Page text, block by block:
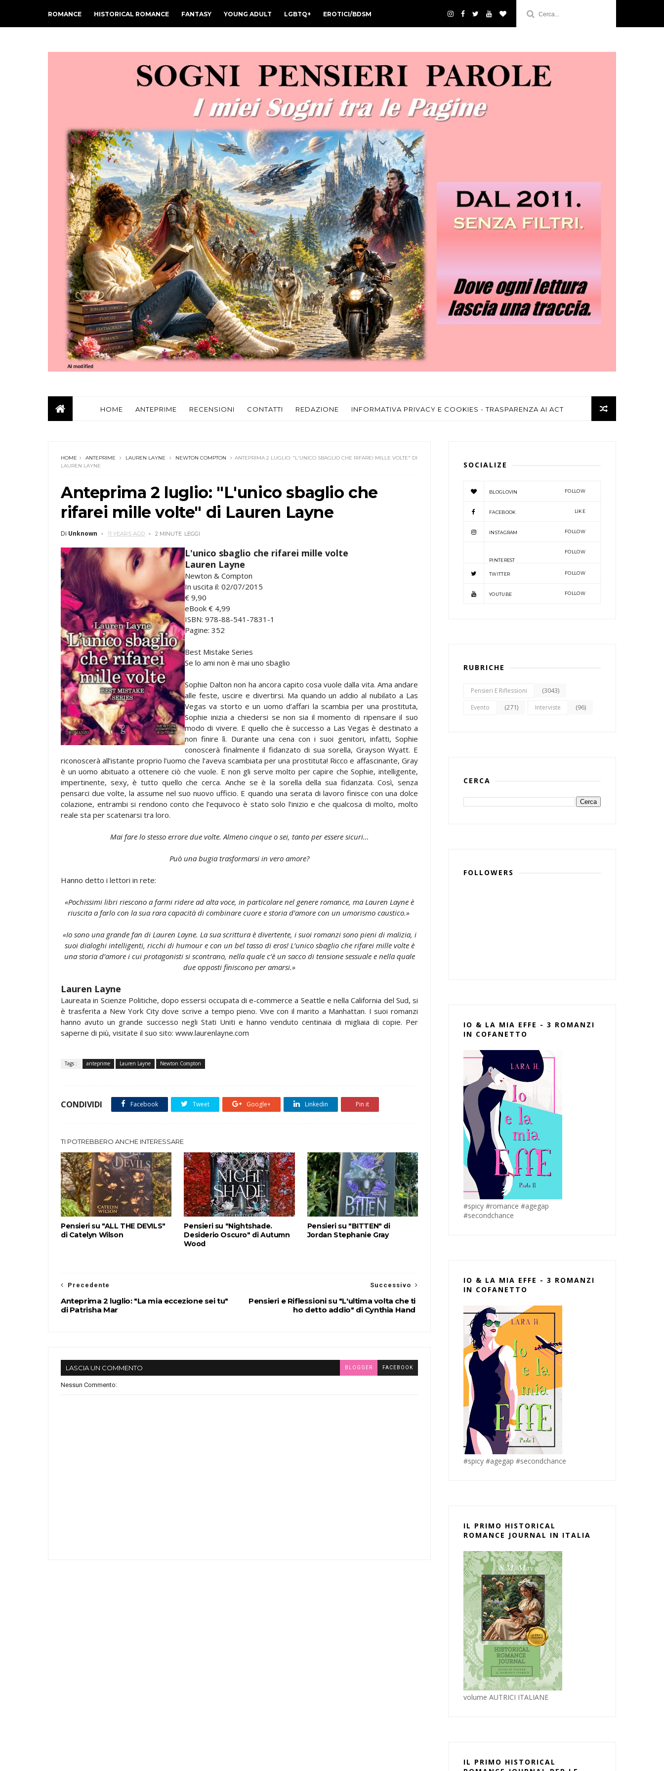
ROMANCE HISTORICAL ROMANCE FANTASY YOUNG ADULT LGBTQ+ EROTICI/BDSM
HOME ANTEPRIME RECENSIONI CONTATTI REDAZIONE INFORMATIVA PRIVACY E COOKIES - TRASPARENZA AI ACT
HOME ANTEPRIME LAUREN LAYNE NEWTON COMPTON
ANTEPRIMA 2 LUGLIO: "L'UNICO SBAGLIO CHE RIFAREI MILLE VOLTE" DI
LAUREN LAYNE
Anteprima 2 luglio: "L'unico sbaglio che
rifarei mille volte" di Lauren Layne
Di Unknown 11 YEARS AGO 2 MINUTE LEGGI
L'unico sbaglio che rifarei mille volte
Lauren Layne
Newton & Compton
In uscita il: 02/07/2015
€ 9,90
eBook € 4,99
ISBN: 978-88-541-7831-1
Pagine: 352
Best Mistake Series
Se lo ami non è mai uno sbaglio
Sophie Dalton non ha ancora capito cosa vuole dalla vita. Ama andare
alle feste, uscire e divertirsi. Ma quando un addio al nubilato a Las
Vegas va storto e un uomo d’affari la scambia per una prostituta,
Sophie inizia a chiedersi se non sia il momento di ripensare il suo
modo di vivere. E quello che è successo a Las Vegas è destinato a
non finire lì. Durante una cena con i suoi genitori, infatti, Sophie
conoscerà finalmente il fidanzato di sua sorella, Grayson Wyatt. E
riconoscerà all’istante proprio l’uomo che l’aveva scambiata per una prostituta! Ricco e affascinante, Gray
è un uomo abituato a ottenere ciò che vuole. E non gli serve molto per capire che Sophie, intelligente,
impertinente, sexy, è tutto quello che cerca. Anche se è la sorella della sua fidanzata. Così, senza
pensarci due volte, la assume nel suo nuovo ufficio. E quando una serata di lavoro finisce con una dolce
colazione, entrambi si rendono conto che l’equivoco è stato solo l’inizio e che qualcosa di molto, molto
reale sta per scatenarsi tra loro.
Mai fare lo stesso errore due volte. Almeno cinque o sei, tanto per essere sicuri…
Può una bugia trasformarsi in vero amore?
Hanno detto i lettori in rete:
«Pochissimi libri riescono a farmi ridere ad alta voce, in particolare nel genere romance, ma Lauren Layne è
riuscita a farlo con la sua rara capacità di combinare cuore e storia d’amore con un umorismo caustico.»
«Io sono una grande fan di Lauren Layne. La sua scrittura è divertente, i suoi romanzi sono pieni di malizia, i
suoi dialoghi intelligenti, ricchi di humour e con un bel tasso di eros! L’unico sbaglio che rifarei mille volte è
una storia d’amore i cui protagonisti si scontrano, nella quale c’è un sacco di tensione sessuale e nella quale
due opposti finiscono per amarsi.»
Lauren Layne
Laureata in Scienze Politiche, dopo essersi occupata di e-commerce a Seattle e nella California del Sud, si
è trasferita a New York City dove scrive a tempo pieno. Vive con il marito a Manhattan. I suoi romanzi
hanno avuto un grande successo negli Stati Uniti e hanno venduto centinaia di migliaia di copie. Per
saperne di più, visitate il suo sito: www.laurenlayne.com
Tags : anteprime Lauren Layne Newton Compton
CONDIVIDI Facebook Tweet Google+ Linkedin Pin it
TI POTREBBERO ANCHE INTERESSARE
Pensieri su "ALL THE DEVILS"
di Catelyn Wilson
Pensieri su "Nightshade.
Desiderio Oscuro" di Autumn
Wood
Pensieri su "BITTEN" di
Jordan Stephanie Gray
Successivo
Pensieri e Riflessioni su "L'ultima volta che ti
ho detto addio" di Cynthia Hand
Precedente
Anteprima 2 luglio: "La mia eccezione sei tu"
di Patrisha Mar
LASCIA UN COMMENTO BLOGGER FACEBOOK
Nessun Commento:
SOCIALIZE
BLOGLOVIN FOLLOW
FACEBOOK LIKE
INSTAGRAM FOLLOW
PINTEREST
FOLLOW
TWITTER FOLLOW
YOUTUBE FOLLOW
RUBRICHE
Pensieri E Riflessioni (3043)
Evento (271) Interviste (96)
CERCA
FOLLOWERS
IO & LA MIA EFFE - 3 ROMANZI
IN COFANETTO
#spicy #romance #agegap
#secondchance
IO & LA MIA EFFE - 3 ROMANZI
IN COFANETTO
#spicy #agegap #secondchance
IL PRIMO HISTORICAL
ROMANCE JOURNAL IN ITALIA
volume AUTRICI ITALIANE
IL PRIMO HISTORICAL